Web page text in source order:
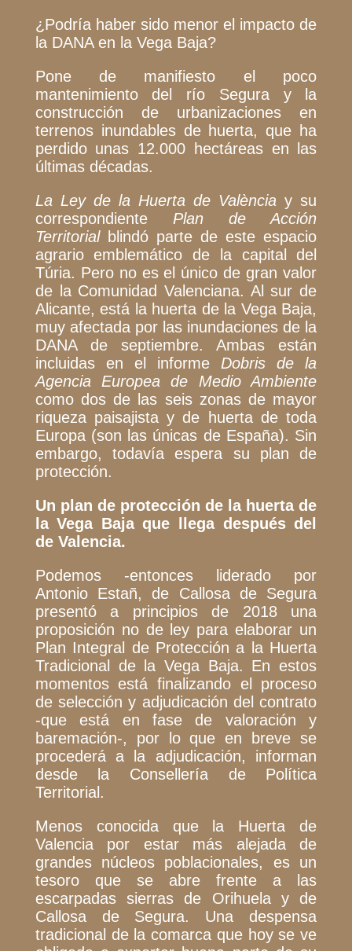
¿Podría haber sido menor el impacto de
la DANA en la Vega Baja?
Pone de manifiesto el poco
mantenimiento del río Segura y la
construcción de urbanizaciones en
terrenos inundables de huerta, que ha
perdido unas 12.000 hectáreas en las
últimas décadas.
La Ley de la Huerta de València y su
correspondiente Plan de Acción
Territorialblindó parte de este espacio
agrario emblemático de la capital del
Túria. Pero no es el único de gran valor
de la Comunidad Valenciana. Al sur de
Alicante, está la huerta de la Vega Baja,
muy afectada por las inundaciones de la
DANA de septiembre. Ambas están
incluidas en el informe Dobris de la
Agencia Europea de Medio Ambiente
como dos de las seis zonas de mayor
riqueza paisajista y de huerta de toda
Europa (son las únicas de España). Sin
embargo, todavía espera su plan de
protección.
Un plan de protección de la huerta de
la Vega Baja que llega después del
de Valencia.
Podemos -entonces liderado por
Antonio Estañ, de Callosa de Segura
presentó a principios de 2018 una
proposición no de ley para elaborar un
Plan Integral de Protección a la Huerta
Tradicional de la Vega Baja. En estos
momentos está finalizando el proceso
de selección y adjudicación del contrato
-que está en fase de valoración y
baremación-, por lo que en breve se
procederá a la adjudicación, informan
desde la Consellería de Política
Territorial.
Menos conocida que la Huerta de
Valencia por estar más alejada de
grandes núcleos poblacionales, es un
tesoro que se abre frente a las
escarpadas sierras de Orihuela y de
Callosa de Segura. Una despensa
tradicional de la comarca que hoy se ve